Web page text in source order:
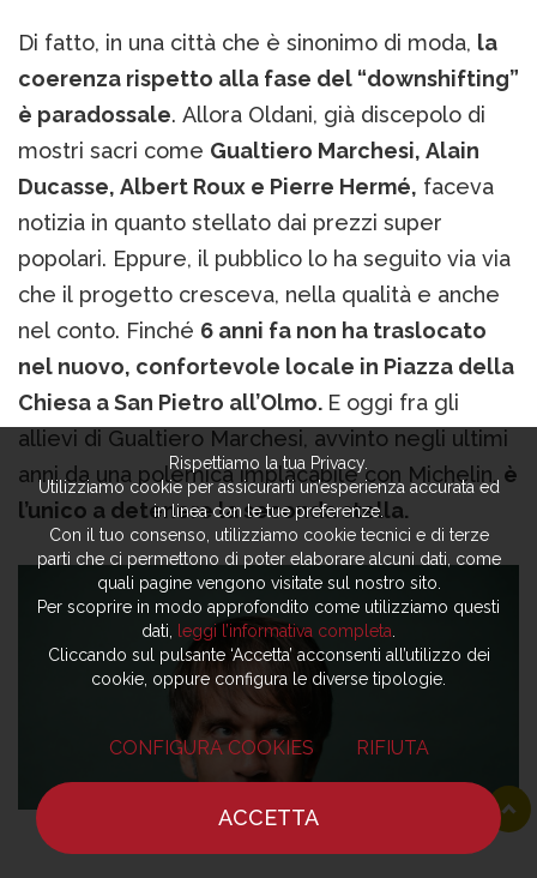
Di fatto, in una città che è sinonimo di moda, la
coerenza rispetto alla fase del “downshifting”
è paradossale. Allora Oldani, già discepolo di
mostri sacri come Gualtiero Marchesi, Alain
Ducasse, Albert Roux e Pierre Hermé, faceva
notizia in quanto stellato dai prezzi super
popolari. Eppure, il pubblico lo ha seguito via via
che il progetto cresceva, nella qualità e anche
nel conto. Finché 6 anni fa non ha traslocato
nel nuovo, confortevole locale in Piazza della
Chiesa a San Pietro all’Olmo. E oggi fra gli
allievi di Gualtiero Marchesi, avvinto negli ultimi
anni da una polemica implacabile con Michelin, è
l’unico a detenere la seconda stella.
Rispettiamo la tua Privacy.
Utilizziamo cookie per assicurarti un’esperienza accurata ed
in linea con le tue preferenze.
Con il tuo consenso, utilizziamo cookie tecnici e di terze
parti che ci permettono di poter elaborare alcuni dati, come
quali pagine vengono visitate sul nostro sito.
Per scoprire in modo approfondito come utilizziamo questi
dati,
leggi l’informativa completa
Cliccando sul pulsante ‘Accetta’ acconsenti all’utilizzo dei
cookie, oppure configura le diverse tipologie.
CONFIGURA COOKIES RIFIUTA
ACCETTA